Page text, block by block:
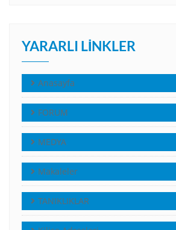
YARARLI LINKLER
Anasayfa
FORUM
MEDYA
Makaleler
TANIKLIKLAR